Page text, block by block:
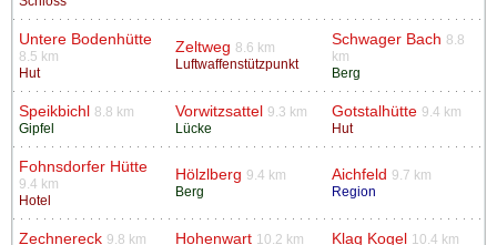
Untere Bodenhütte
8.5 km
Hut
Zeltweg 8.6 km
Luftwaffenstützpunkt
Schwager Bach 8.8
km
Berg
Speikbichl
8.8 km
Gipfel
Vorwitzsattel
9.3 km
Lücke
Gotstalhütte 9.4 km
Hut
Fohnsdorfer Hütte
9.4 km
Hotel
Hölzlberg 9.4 km
Berg
Aichfeld 9.7 km
Region
Zechnereck 9.8 km
Hohenwart 10.2 km
Klag Kogel
10.4 km